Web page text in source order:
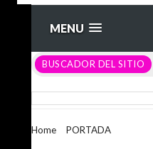
MENU
BUSCADOR DEL SITIO
Home PORTADA